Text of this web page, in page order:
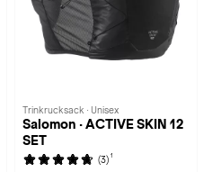
Trinkrucksack · Unisex
Salomon · ACTIVE SKIN 12
SET
(3) 1